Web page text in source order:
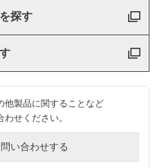
探す
他製品に関することなど
せください。
い合わせする